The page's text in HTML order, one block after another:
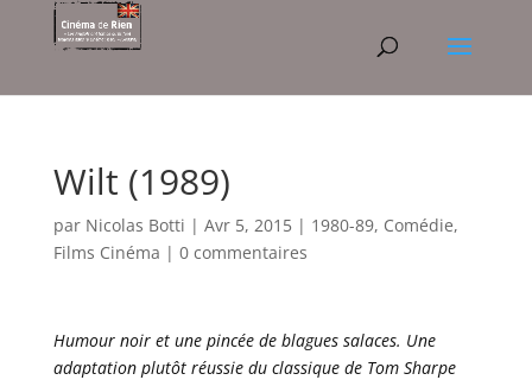
Wilt (1989)
par Nicolas Botti | Avr 5, 2015| 1980-89, Comédie,
Films Cinéma | 0 commentaires
Humour noir et une pincée de blagues salaces. Une
adaptation plutôt réussie du classique de Tom Sharpe